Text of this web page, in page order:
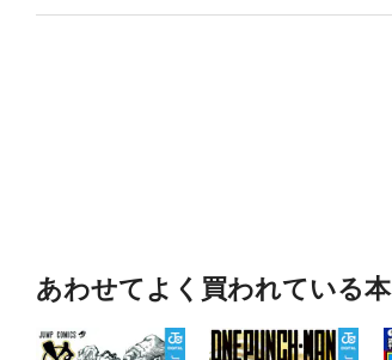
あわせてよく買われている本